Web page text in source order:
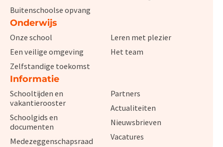
Buitenschoolse opvang
Onderwijs
Onze school
Een veilige omgeving
Zelfstandige toekomst
Leren met plezier
Het team
Informatie
Schooltijden en
vakantierooster
Schoolgids en
documenten
Medezeggenschapsraad
Partners
Actualiteiten
Nieuwsbrieven
Vacatures